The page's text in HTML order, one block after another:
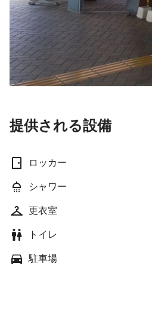
提供される設備
ロッカー
シャワー
更衣室
トイレ
駐車場